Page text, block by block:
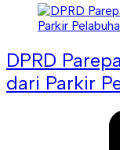
DPRD
dari Parkir